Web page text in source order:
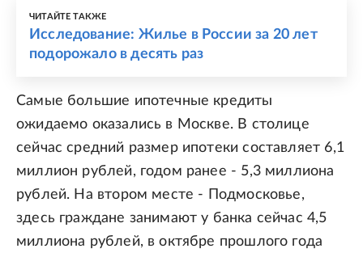
ЧИТАЙТЕ ТАКЖЕ
Исследование: Жилье в России за 20 лет
подорожало в десять раз
Самые большие ипотечные кредиты
ожидаемо оказались в Москве. В столице
сейчас средний размер ипотеки составляет 6,1
миллион рублей, годом ранее - 5,3 миллиона
рублей. На втором месте - Подмосковье,
здесь граждане занимают у банка сейчас 4,5
миллиона рублей, в октябре прошлого года